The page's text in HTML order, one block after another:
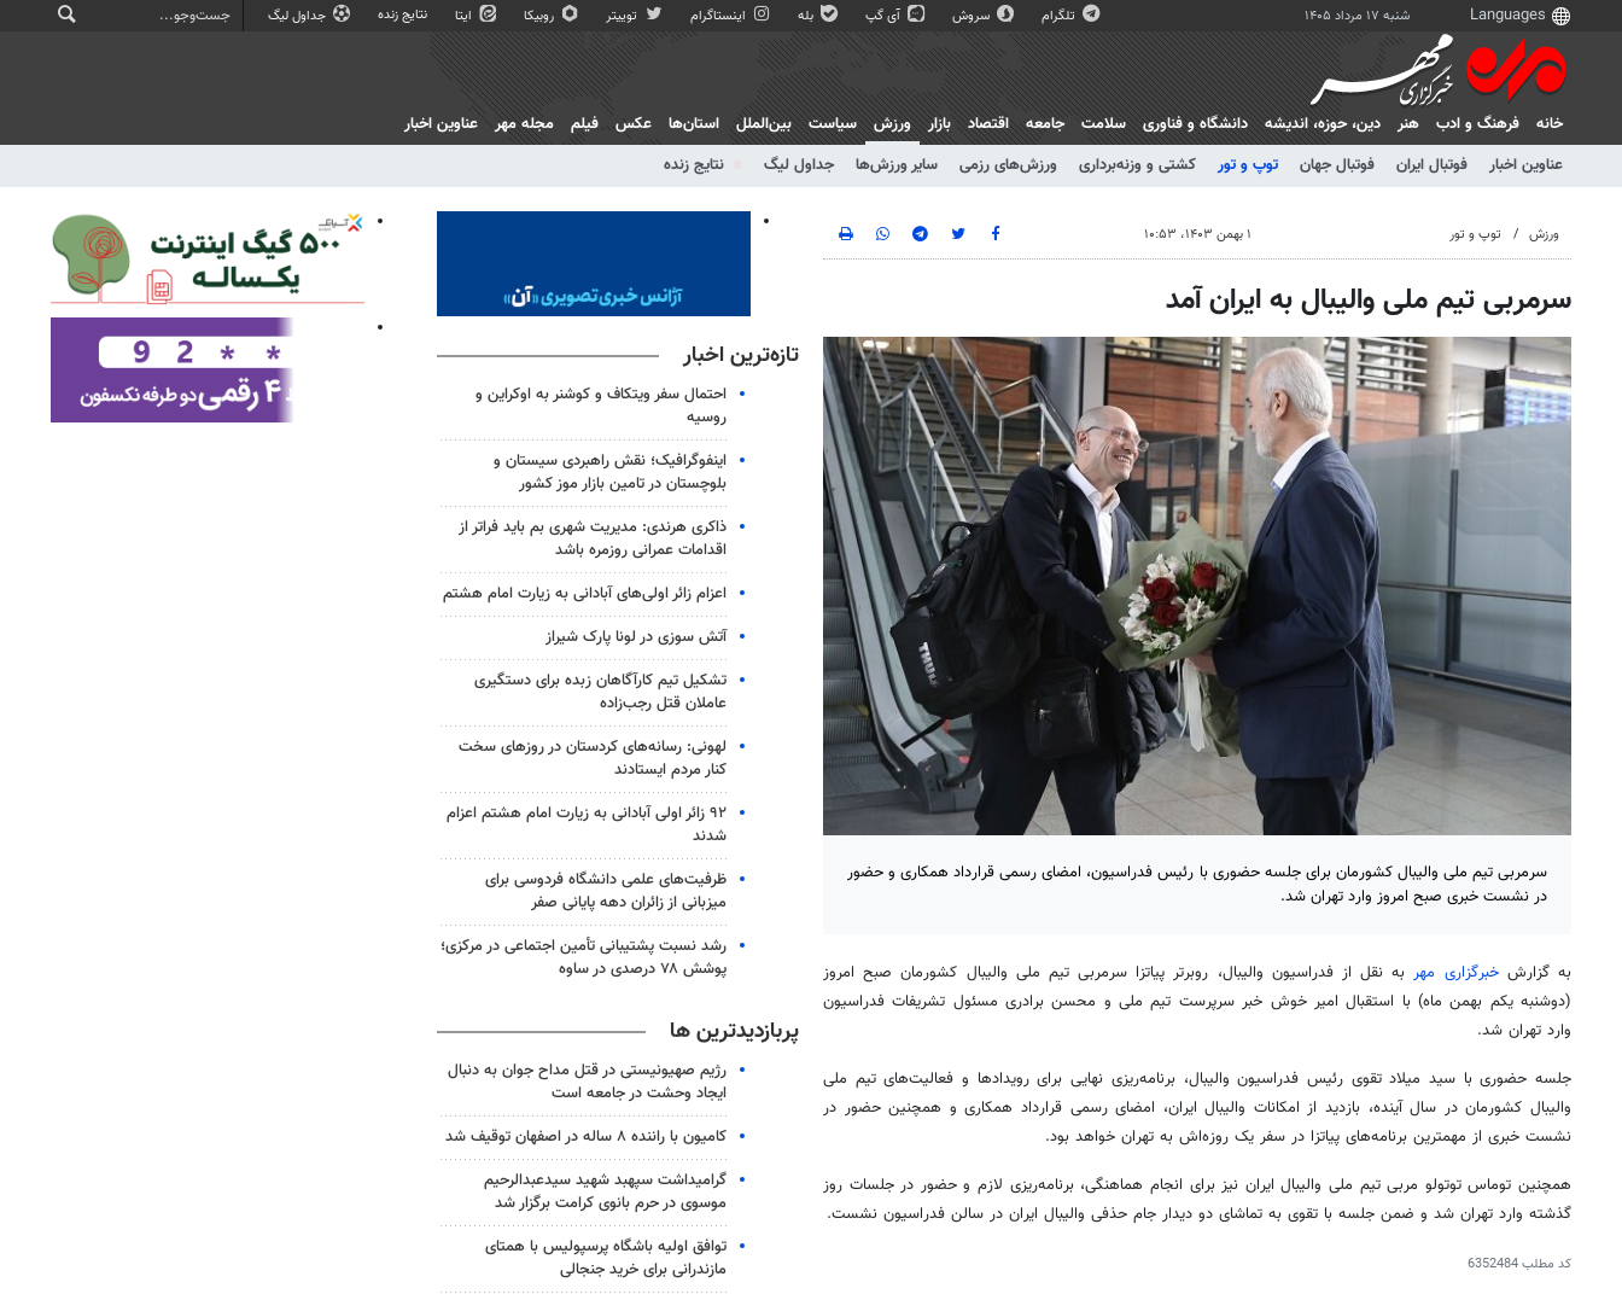
شنبه ۱۷ مرداد ۱۴۰۵ تلگرام سروش آی گپ بله اینستاگرام توییتر روبیکا ایتا نتایج زنده جداول لیگ
خانه فرهنگ و ادب هنر دين، حوزه، انديشه دانشگاه و فناوری سلامت جامعه اقتصاد بازار
ورزش
عناوین اخبار
فوتبال ایران فوتبال جهان توپ و تور کشتی و وزنه‌برداری ورزش‌های رزمی سایر ورزش‌ها جداول لیگ نتایج زنده
سیاست بین‌الملل استان‌ها عکس فیلم مجله مهر عناوین اخبار
ورزش توپ و تور ۱ بهمن ۱۴۰۳، ۱۰:۵۳
سرمربی تیم ملی والیبال به ایران آمد
سرمربی تیم ملی والیبال کشورمان برای جلسه حضوری با رئیس فدراسیون، امضای رسمی قرارداد همکاری و حضور
در نشست خبری صبح امروز وارد تهران شد.
به گزارشخبرگزاری مهربه نقل از فدراسیون والیبال، روبرتر پیاتزا سرمربی تیم ملی والیبال کشورمان صبح امروز
(دوشنبه یکم بهمن ماه) با استقبال امیر خوش خبر سرپرست تیم ملی و محسن برادری مسئول تشریفات فدراسیون
وارد تهران شد.
جلسه حضوری با سید میلاد تقوی رئیس فدراسیون والیبال، برنامه‌ریزی نهایی برای رویدادها و فعالیت‌های تیم ملی
والیبال کشورمان در سال آینده، بازدید از امکانات والیبال ایران، امضای رسمی قرارداد همکاری و همچنین حضور در
نشست خبری از مهمترین برنامه‌های پیاتزا در سفر یک روزه‌اش به تهران خواهد بود.
همچنین توماس توتولو مربی تیم ملی والیبال ایران نیز برای انجام هماهنگی، برنامه‌ریزی لازم و حضور در جلسات روز
گذشته وارد تهران شد و ضمن جلسه با تقوی به تماشای دو دیدار جام حذفی والیبال ایران در سالن فدراسیون نشست.
کد مطلب6352484
تازه‌ترین اخبار
احتمال سفر ویتکاف و کوشنر به اوکراین و
روسیه
اینفوگرافیک؛ نقش راهبردی سیستان و
بلوچستان در تامین بازار موز کشور
ذاکری هرندی: مدیریت شهری بم باید فراتر از
اقدامات عمرانی روزمره باشد
اعزام زائر اولی‌های آبادانی به زیارت امام هشتم
آتش سوزی در لونا پارک شیراز
تشکیل تیم کارآگاهان زبده برای دستگیری
عاملان قتل رجب‌زاده
لهونی: رسانه‌های کردستان در روزهای سخت
کنار مردم ایستادند
۹۲ زائر اولی آبادانی به زیارت امام هشتم اعزام
شدند
ظرفیت‌های علمی دانشگاه فردوسی برای
میزبانی از زائران دهه پایانی صفر
رشد نسبت پشتیبانی تأمین اجتماعی در مرکزی؛
پوشش ۷۸ درصدی در ساوه
پربازدیدترین ها
رژیم صهیونیستی در قتل مداح جوان به دنبال
ایجاد وحشت در جامعه است
کامیون با راننده ۸ ساله در اصفهان توقیف شد
گرامیداشت سپهبد شهید سیدعبدالرحیم
موسوی در حرم بانوی کرامت برگزار شد
توافق اولیه باشگاه پرسپولیس با همتای
مازندرانی برای خرید جنجالی